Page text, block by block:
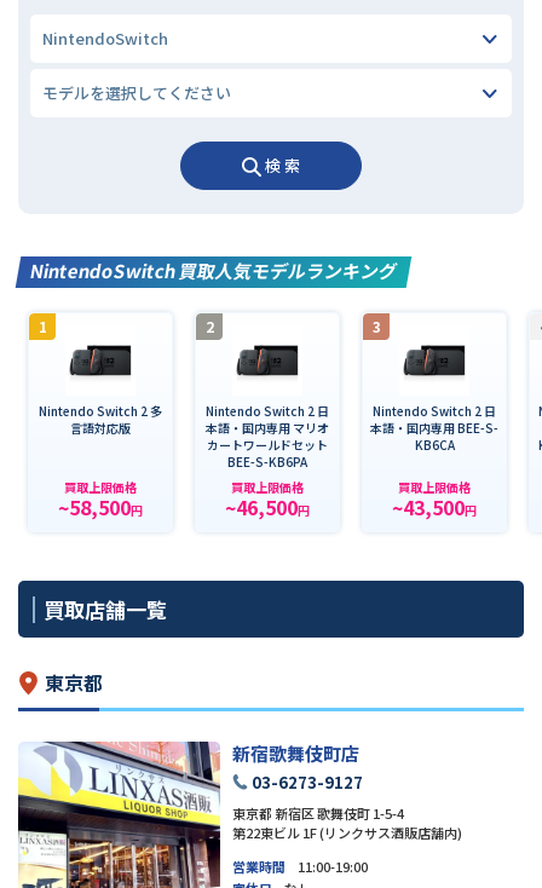
検 索
NintendoSwitch 買取人気モデルランキング
1
Nintendo Switch 2 多
言語対応版
買取上限価格
~58,500円
2
Nintendo Switch 2 日
本語・国内専用 マリオ
カートワールドセット
BEE-S-KB6PA
買取上限価格
~46,500円
3
Nintendo Switch 2 日
本語・国内専用 BEE-S-
KB6CA
買取上限価格
~43,500円
買取店舗一覧
東京都
新宿歌舞伎町店
03-6273-9127
東京都 新宿区 歌舞伎町 1-5-4
第22東ビル 1F (リンクサス酒販店舗内)
営業時間
11:00-19:00